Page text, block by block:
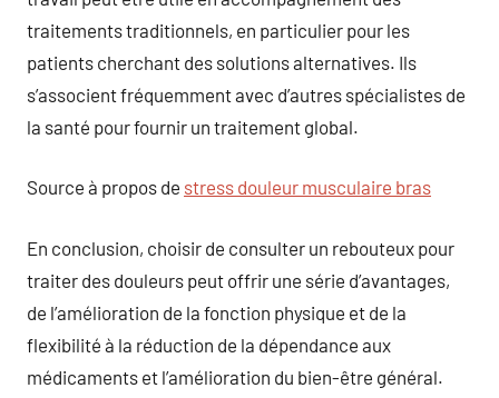
traitements traditionnels, en particulier pour les
patients cherchant des solutions alternatives. Ils
s’associent fréquemment avec d’autres spécialistes de
la santé pour fournir un traitement global.
Source à propos de stress douleur musculaire bras
En conclusion, choisir de consulter un rebouteux pour
traiter des douleurs peut offrir une série d’avantages,
de l’amélioration de la fonction physique et de la
flexibilité à la réduction de la dépendance aux
médicaments et l’amélioration du bien-être général.